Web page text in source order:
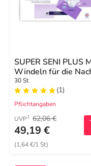
SUPER SENI PLUS
Windeln für die
für Erwachsene
30 St
(1)
Pflichtangaben
UVP1 62,06 €
49,19 €
(1,64 €/1 St)